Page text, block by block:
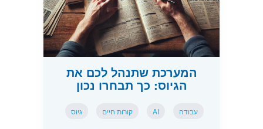
המערכת שתנהל לכם את
הגיוס: כך תבחרו נכון
עבודה AI קורות חיים גיוס